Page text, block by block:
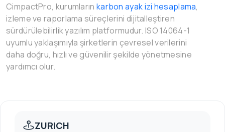
CimpactPro, kurumların karbon ayak izi hesaplama,
izleme ve raporlama süreçlerini dijitalleştiren
sürdürülebilirlik yazılım platformudur. ISO 14064-1
uyumlu yaklaşımıyla şirketlerin çevresel verilerini
daha doğru, hızlı ve güvenilir şekilde yönetmesine
yardımcı olur.
ZURICH